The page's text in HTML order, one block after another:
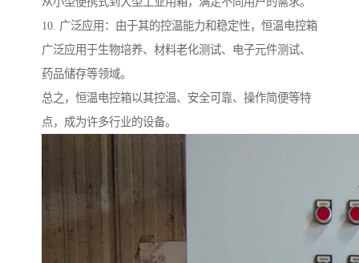
10. 广泛应用：由于其的控温能力和稳定性，恒温电控箱
广泛应用于生物培养、材料老化测试、电子元件测试、
药品储存等领域。
总之，恒温电控箱以其控温、安全可靠、操作简便等特
点，成为许多行业的设备。